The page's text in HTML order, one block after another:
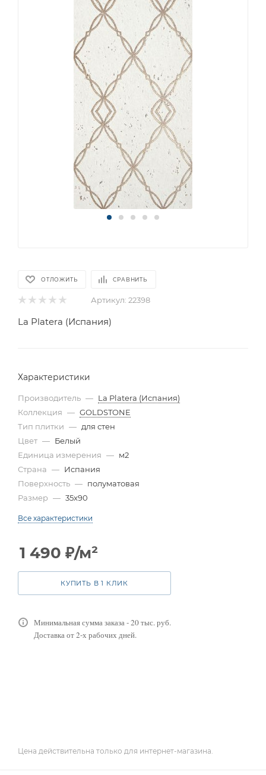
ОТЛОЖИТЬ СРАВНИТЬ
Артикул: 22398
La Platera (Испания)
Характеристики
Производитель — La Platera (Испания)
Коллекция — GOLDSTONE
Тип плитки — для стен
Цвет — Белый
Единица измерения — м2
Страна — Испания
Поверхность — полуматовая
Размер — 35x90
Все характеристики
1 490 ₽/м²
КУПИТЬ В 1 КЛИК
Минимальная сумма заказа - 20 тыс. руб.
Доставка от 2-х рабочих дней.
Цена действительна только для интернет-магазина.